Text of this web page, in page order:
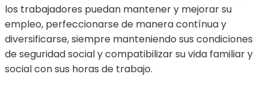
los trabajadores puedan mantener y mejorar su
empleo, perfeccionarse de manera contínua y
diversificarse, siempre manteniendo sus condiciones
de seguridad social y compatibilizar su vida familiar y
social con sus horas de trabajo.